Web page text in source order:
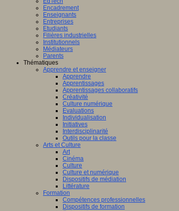
Encadrement
Enseignants
Entreprises
Etudiants
Filières industrielles
Institutionnels
Médiateurs
Parents
Thématiques
Apprendre et enseigner
Apprendre
Apprentissages
Apprentissages collaboratifs
Créativité
Culture numérique
Evaluations
Individualisation
Initiatives
Interdisciplinarité
Outils pour la classe
Arts et Culture
Art
Cinéma
Culture
Culture et numérique
Dispositifs de médiation
Littérature
Formation
Compétences professionnelles
Dispositifs de formation